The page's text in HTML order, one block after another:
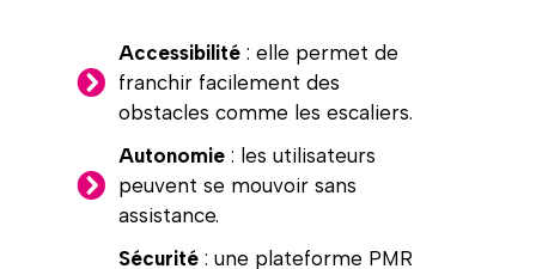
Accessibilité: elle permet de
franchir facilement des
obstacles comme les escaliers.
Autonomie: les utilisateurs
peuvent se mouvoir sans
assistance.
Sécurité: une plateforme PMR